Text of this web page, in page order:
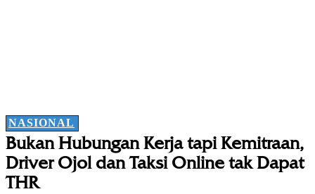
NASIONAL
Bukan Hubungan Kerja tapi Kemitraan,
Driver Ojol dan Taksi Online tak Dapat
THR